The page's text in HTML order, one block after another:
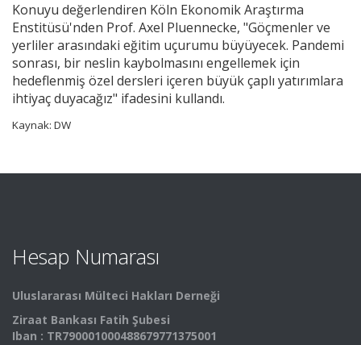
Konuyu değerlendiren Köln Ekonomik Araştırma
Enstitüsü'nden Prof. Axel Pluennecke, "Göçmenler ve
yerliler arasındaki eğitim uçurumu büyüyecek. Pandemi
sonrası, bir neslin kaybolmasını engellemek için
hedeflenmiş özel dersleri içeren büyük çaplı yatırımlara
ihtiyaç duyacağız" ifadesini kullandı.
Kaynak: DW
Hesap Numarası
Uluslararası Mülteci Hakları Derneği
Ziraat Bankası Fatih Şubesi
Iban : TR790001000488679771375001